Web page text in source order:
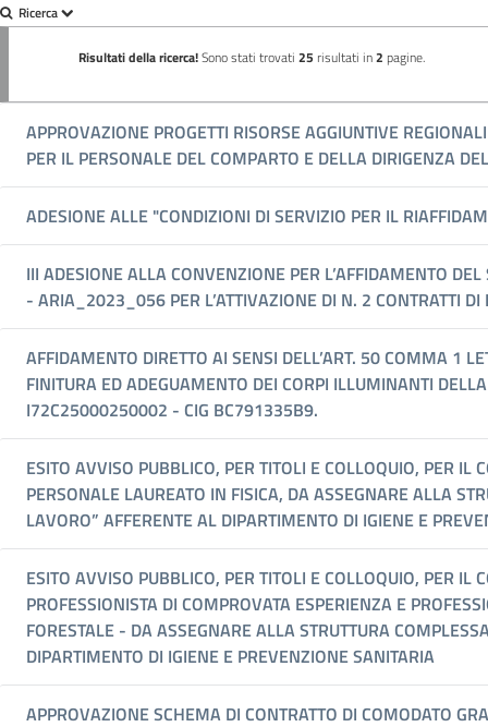
Ricerca
Risultati della ricerca!Sono stati trovati 25 risultati in2 pagine.
APPROVAZIONE PROGETTI RISORSE AGGIUNTIVE
PER IL PERSONALE DEL COMPARTO E DELLA DIRIGENZA
ADESIONE ALLE "CONDIZIONI DI SERVIZIO PER IL
III ADESIONE ALLA CONVENZIONE PER L’AFFIDAMENTO
- ARIA_2023_056 PER L’ATTIVAZIONE DI N. 2 CONTRATTI
AFFIDAMENTO DIRETTO AI SENSI DELL’ART. 50 COMMA 1
FINITURA ED ADEGUAMENTO DEI CORPI ILLUMINANTI
I72C25000250002 - CIG BC791335B9.
ESITO AVVISO PUBBLICO, PER TITOLI E COLLOQUIO, PER
PERSONALE LAUREATO IN FISICA, DA ASSEGNARE ALLA
LAVORO” AFFERENTE AL DIPARTIMENTO DI IGIENE E
ESITO AVVISO PUBBLICO, PER TITOLI E COLLOQUIO, PER
PROFESSIONISTA DI COMPROVATA ESPERIENZA E
FORESTALE - DA ASSEGNARE ALLA STRUTTURA
DIPARTIMENTO DI IGIENE E PREVENZIONE SANITARIA
APPROVAZIONE SCHEMA DI CONTRATTO DI COMODATO